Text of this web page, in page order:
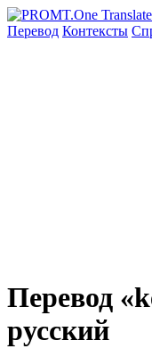
Перевод Контексты
Перевод
русский